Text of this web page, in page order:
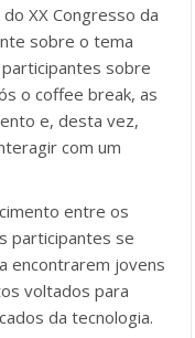
XX Congresso da
sobre o tema
sobre
o coffee break, as
e, desta vez,
com um
entre os
participantes se
encontrarem jovens
voltados para
da tecnologia.